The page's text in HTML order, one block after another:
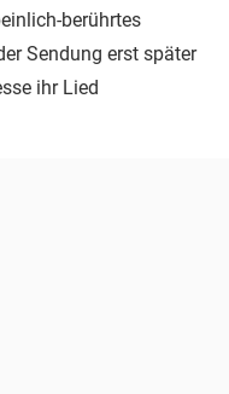
berührtes
Sendung erst später
ihr Lied